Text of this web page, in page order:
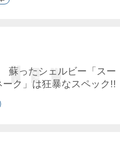
蘇ったシェルビー「スー
ーク」は狂暴なスペック!!